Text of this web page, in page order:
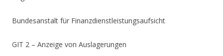
Bundesanstalt für Finanzdienstleistungsaufsicht
GIT 2 – Anzeige von Auslagerungen